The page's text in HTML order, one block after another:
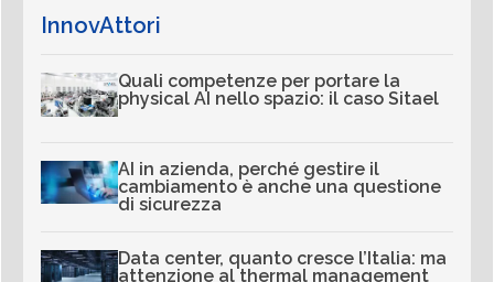
InnovAttori
Quali competenze per portare la
physical AI nello spazio: il caso Sitael
AI in azienda, perché gestire il
cambiamento è anche una questione
di sicurezza
Data center, quanto cresce l’Italia: ma
attenzione al thermal management